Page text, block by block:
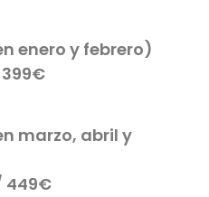
enero y febrero)
marzo, abril y
449€